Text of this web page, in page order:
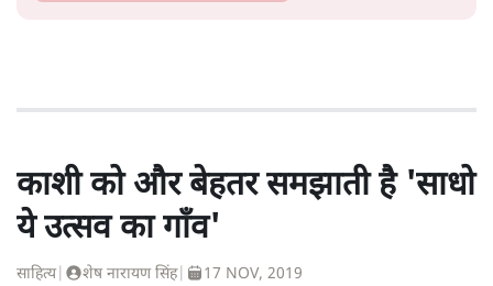
काशी को और बेहतर समझाती है 'साधो
ये उत्सव का गाँव'
साहित्य| शेष नारायण सिंह| 17 NOV, 2019